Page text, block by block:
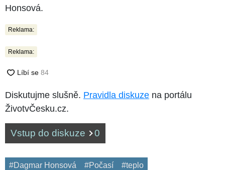
Honsová.
Reklama:
Reklama:
Diskutujme slušně. Pravidla diskuze na portálu
ŽivotvČesku.cz.
Vstup do diskuze 0
#Dagmar Honsová #Počasí #teplo